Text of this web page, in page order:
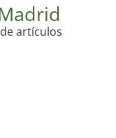
artículos